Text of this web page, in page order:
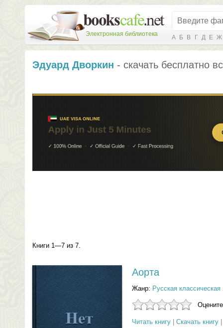
Электронная библиотека А Б В Г Д Е Ж
Эдуард Дворкин - скачать бесплатно
Книги 1—7 из 7.
Аорта
Жанр: Русская классическая
Читать книгу Скачать книгу